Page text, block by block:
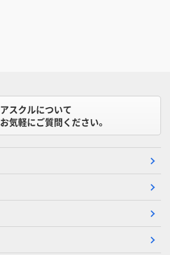
アスクルについて
お気軽にご質問ください。